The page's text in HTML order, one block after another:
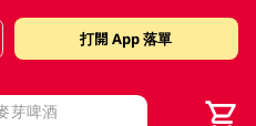
打開 App 落單